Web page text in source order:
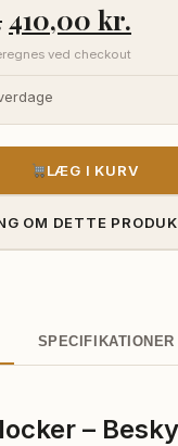
Den
oprindelige
pris
var:
440,00 kr..
410,00 kr.
ved checkout
LÆG I KURV
OM DETTE
SPECIFIKATIONER
–